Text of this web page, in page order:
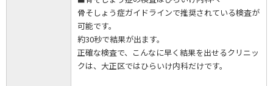
骨そしょう症ガイドラインで推奨されている検査が
可能です。
約30秒で結果が出ます。
正確な検査で、こんなに早く結果を出せるクリニッ
クは、大正区ではひらいけ内科だけです。